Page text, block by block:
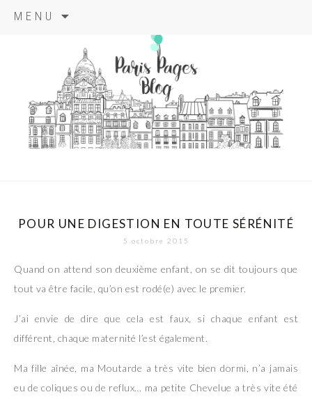
MENU
principal
paris pages
blog
POUR UNE DIGESTION EN TOUTE SÉRÉNITÉ
5 octobre 2015
Quand on attend son deuxième enfant, on se dit toujours que
tout va être facile, qu’on est rodé(e) avec le premier.
J’ai envie de dire que cela est faux, si chaque enfant est
différent, chaque maternité l’est également.
Ma fille aînée, ma Moutarde a très vite bien dormi, n’a jamais
eu de coliques ou de reflux… ma petite Chevelue a très vite été